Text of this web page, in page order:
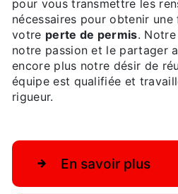
pour vous transmettre les
nécessaires pour obtenir
votre perte de permis.
notre passion et le partager
encore plus notre désir de
équipe est qualifiée et
rigueur.
En savoir plus